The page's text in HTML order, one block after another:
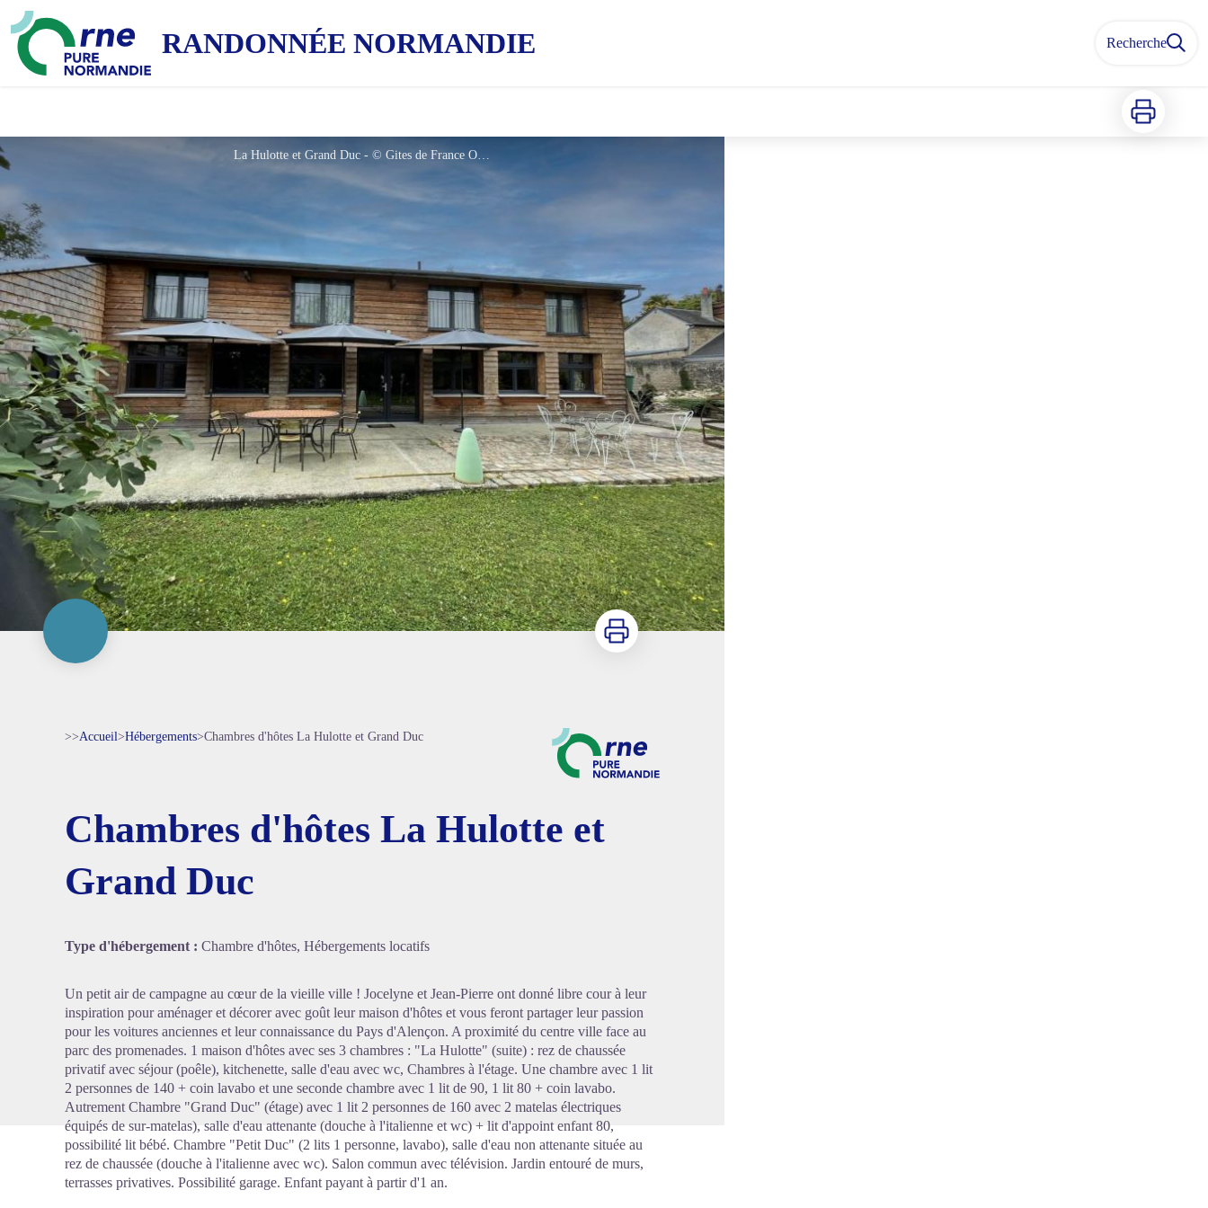
RANDONNÉE NORMANDIE Recherche
Imprimer
La Hulotte et Grand Duc - © Gites de France Orne
Imprimer
>>Accueil>Hébergements>Chambres d'hôtes La Hulotte et Grand Duc
Chambres d'hôtes La Hulotte et
Grand Duc
Type d'hébergement : Chambre d'hôtes, Hébergements locatifs
Un petit air de campagne au cœur de la vieille ville ! Jocelyne et Jean-Pierre ont donné libre cour à leur
inspiration pour aménager et décorer avec goût leur maison d'hôtes et vous feront partager leur passion
pour les voitures anciennes et leur connaissance du Pays d'Alençon. A proximité du centre ville face au
parc des promenades. 1 maison d'hôtes avec ses 3 chambres : "La Hulotte" (suite) : rez de chaussée
privatif avec séjour (poêle), kitchenette, salle d'eau avec wc, Chambres à l'étage. Une chambre avec 1 lit
2 personnes de 140 + coin lavabo et une seconde chambre avec 1 lit de 90, 1 lit 80 + coin lavabo.
Autrement Chambre "Grand Duc" (étage) avec 1 lit 2 personnes de 160 avec 2 matelas électriques
équipés de sur-matelas), salle d'eau attenante (douche à l'italienne et wc) + lit d'appoint enfant 80,
possibilité lit bébé. Chambre "Petit Duc" (2 lits 1 personne, lavabo), salle d'eau non attenante située au
rez de chaussée (douche à l'italienne avec wc). Salon commun avec télévision. Jardin entouré de murs,
terrasses privatives. Possibilité garage. Enfant payant à partir d'1 an.